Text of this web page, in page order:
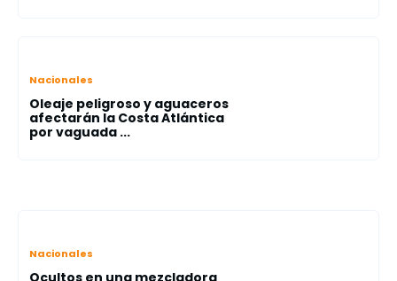
Nacionales
Oleaje peligroso y aguaceros
afectarán la Costa Atlántica
por vaguada ...
Nacionales
Ocultos en una mezcladora